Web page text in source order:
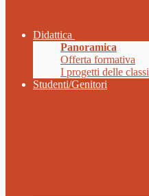
Didattica
Panoramica
Offerta formativa
I progetti delle classi
Studenti/Genitori